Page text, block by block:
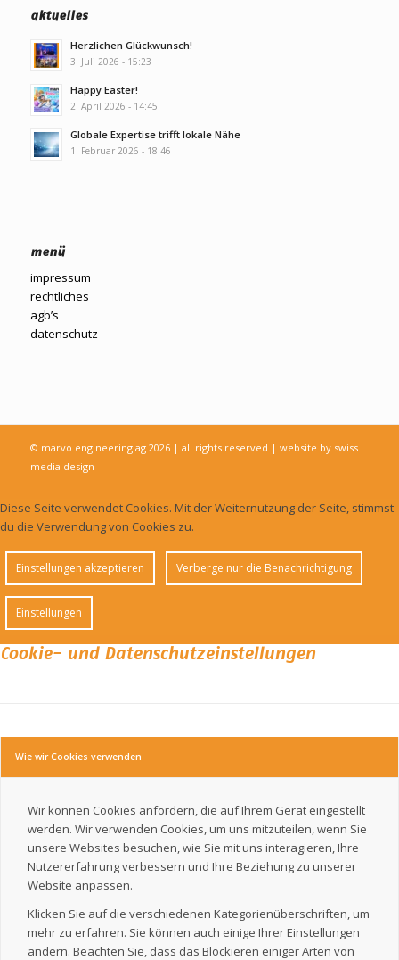
aktuelles
Herzlichen Glückwunsch!
3. Juli 2026 - 15:23
Happy Easter!
2. April 2026 - 14:45
Globale Expertise trifft lokale Nähe
1. Februar 2026 - 18:46
menü
impressum
rechtliches
agb’s
datenschutz
© marvo engineering ag 2026 | all rights reserved | website by swiss
media design
Diese Seite verwendet Cookies. Mit der Weiternutzung der Seite, stimmst
du die Verwendung von Cookies zu.
Einstellungen akzeptieren Verberge nur die Benachrichtigung
Einstellungen
Cookie- und Datenschutzeinstellungen
Wie wir Cookies verwenden
Wir können Cookies anfordern, die auf Ihrem Gerät eingestellt
werden. Wir verwenden Cookies, um uns mitzuteilen, wenn Sie
unsere Websites besuchen, wie Sie mit uns interagieren, Ihre
Nutzererfahrung verbessern und Ihre Beziehung zu unserer
Website anpassen.
Klicken Sie auf die verschiedenen Kategorienüberschriften, um
mehr zu erfahren. Sie können auch einige Ihrer Einstellungen
ändern. Beachten Sie, dass das Blockieren einiger Arten von